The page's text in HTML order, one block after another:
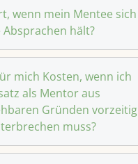
wenn mein Mentee sich
hält?
mich Kosten, wenn ich
als Mentor aus
Gründen vorzeitig
muss?